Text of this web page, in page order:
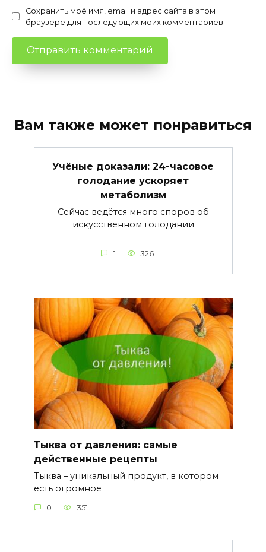
Сохранить моё имя, email и адрес сайта в этом
браузере для последующих моих комментариев.
Вам также может понравиться
Учёные доказали: 24-часовое
голодание ускоряет
метаболизм
Сейчас ведётся много споров об
искусственном голодании
1 326
Тыква от давления: самые
действенные рецепты
Тыква – уникальный продукт, в котором
есть огромное
0 351